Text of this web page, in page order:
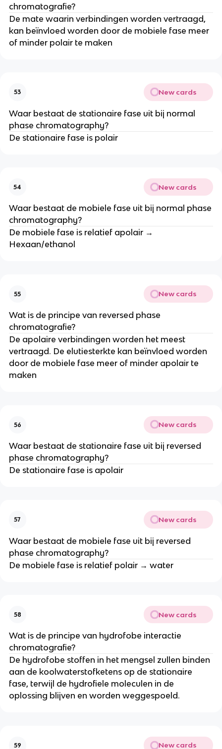
chromatografie?
De mate waarin verbindingen worden vertraagd,
kan beïnvloed worden door de mobiele fase meer
of minder polair te maken
53 New cards
Waar bestaat de stationaire fase uit bij normal
phase chromatography?
De stationaire fase is polair
54 New cards
Waar bestaat de mobiele fase uit bij normal phase
chromatography?
De mobiele fase is relatief apolair →
Hexaan/ethanol
55 New cards
Wat is de principe van reversed phase
chromatografie?
De apolaire verbindingen worden het meest
vertraagd. De elutiesterkte kan beïnvloed worden
door de mobiele fase meer of minder apolair te
maken
56 New cards
Waar bestaat de stationaire fase uit bij reversed
phase chromatography?
De stationaire fase is apolair
57 New cards
Waar bestaat de mobiele fase uit bij reversed
phase chromatography?
De mobiele fase is relatief polair → water
58 New cards
Wat is de principe van hydrofobe interactie
chromatografie?
De hydrofobe stoffen in het mengsel zullen binden
aan de koolwaterstofketens op de stationaire
fase, terwijl de hydrofiele moleculen in de
oplossing blijven en worden weggespoeld.
59 New cards